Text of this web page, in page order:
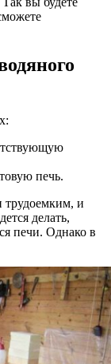
печь.
трудоемким, и
делать,
печи. Однако в